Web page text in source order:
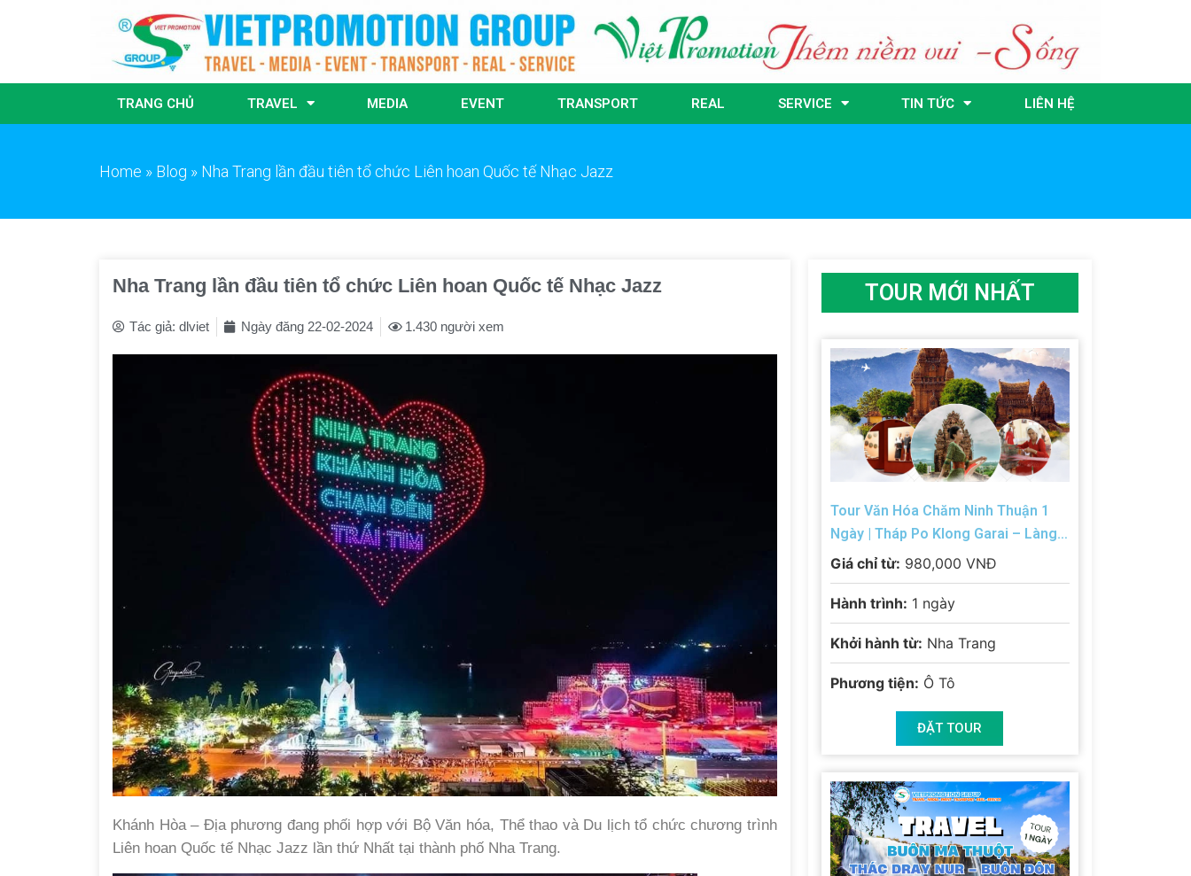
TRANG CHỦ TRAVEL MEDIA EVENT TRANSPORT REAL SERVICE TIN TỨC LIÊN HỆ
Home » Blog » Nha Trang lần đầu tiên tổ chức Liên hoan Quốc tế Nhạc Jazz
Nha Trang lần đầu tiên tổ chức Liên hoan Quốc tế Nhạc Jazz
Tác giả: dlviet Ngày đăng 22-02-2024 1.430 người xem
Khánh Hòa – Địa phương đang phối hợp với Bộ Văn hóa, Thể thao và Du lịch tổ chức chương trình
Liên hoan Quốc tế Nhạc Jazz lần thứ Nhất tại thành phố Nha Trang.
TOUR MỚI NHẤT
Tour Văn Hóa Chăm Ninh Thuận 1
Ngày | Tháp Po Klong Garai – Làng
Nghề Truyền Thống
Giá chỉ từ: 980,000 VNĐ
Hành trình: 1 ngày
Khởi hành từ: Nha Trang
Phương tiện: Ô Tô
ĐẶT TOUR